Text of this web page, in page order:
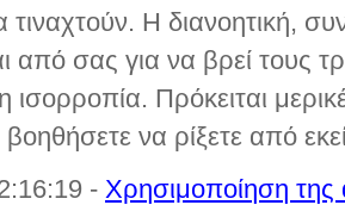
τιναχτούν. Η διανοητική,
από σας για να βρεί τους
ισορροπία. Πρόκειται
βοηθήσετε να ρίξετε από
- Χρησιμοποίηση της